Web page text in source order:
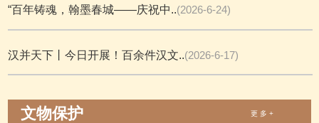
“百年铸魂，翰墨春城——庆祝中..(2026-6-24)
汉并天下丨今日开展！百余件汉文..(2026-6-17)
文物保护 更 多 +